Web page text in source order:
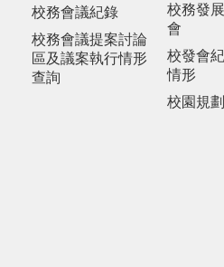
校務會議紀錄
校務會議提案討論
區及議案執行情形
查詢
校務發
會
校發會
情形
校園規